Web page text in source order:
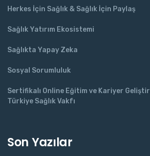
Herkes İçin Sağlık & Sağlık İçin Paylaş
Sağlık Yatırım Ekosistemi
Sağlıkta Yapay Zeka
Sosyal Sorumluluk
Sertifikalı Online Eğitim ve Kariyer
Türkiye Sağlık Vakfı
Son Yazılar